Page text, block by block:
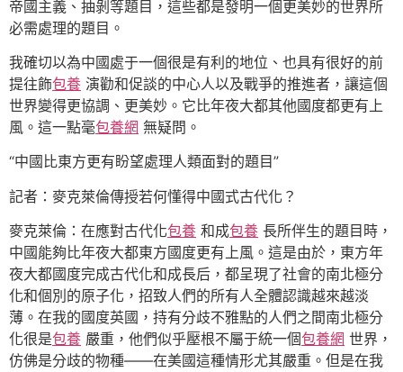
帝國主義、抽剝等題目，這些都是發明一個更美妙的世界所
必需處理的題目。
我確切以為中國處于一個很是有利的地位、也具有很好的前
提往飾包養 演勸和促談的中心人以及戰爭的推進者，讓這個
世界變得更協調、更美妙。它比年夜大都其他國度都更有上
風。這一點毫包養網 無疑問。
“中國比東方更有盼望處理人類面對的題目”
記者：麥克萊倫傳授若何懂得中國式古代化？
麥克萊倫：在應對古代化包養 和成包養 長所伴生的題目時，
中國能夠比年夜大都東方國度更有上風。這是由於，東方年
夜大都國度完成古代化和成長后，都呈現了社會的南北極分
化和個別的原子化，招致人們的所有人全體認識越來越淡
薄。在我的國度英國，持有分歧不雅點的人們之間南北極分
化很是包養 嚴重，他們似乎壓根不屬于統一個包養網 世界，
仿佛是分歧的物種——在美國這種情形尤其嚴重。但是在我